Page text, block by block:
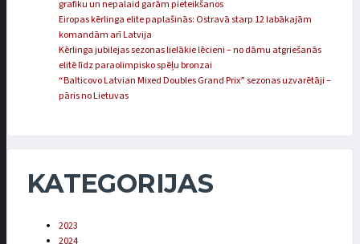
grafiku un nepalaid garām pieteikšanos
Eiropas kērlinga elite paplašinās: Ostravā starp 12 labākajām
komandām arī Latvija
Kērlinga jubilejas sezonas lielākie lēcieni – no dāmu atgriešanās
elitē līdz paraolimpisko spēļu bronzai
“Balticovo Latvian Mixed Doubles Grand Prix” sezonas uzvarētāji –
pāris no Lietuvas
KATEGORIJAS
2023